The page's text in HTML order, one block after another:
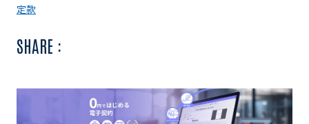
定款
SHARE :